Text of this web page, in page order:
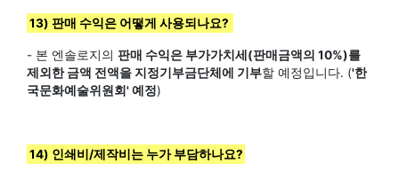
13) 판매 수익은 어떻게 사용되나요?
- 본 엔솔로지의 판매 수익은 부가가치세(판매금액의 10%)를
제외한 금액 전액을 지정기부금단체에 기부할 예정입니다. ('한
국문화예술위원회' 예정)
14) 인쇄비/제작비는 누가 부담하나요?